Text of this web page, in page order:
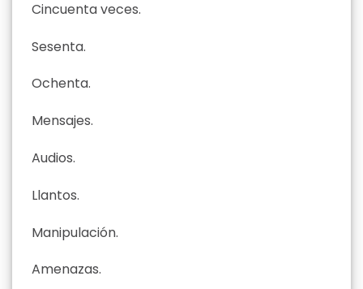
Cincuenta veces.
Sesenta.
Ochenta.
Mensajes.
Audios.
Llantos.
Manipulación.
Amenazas.